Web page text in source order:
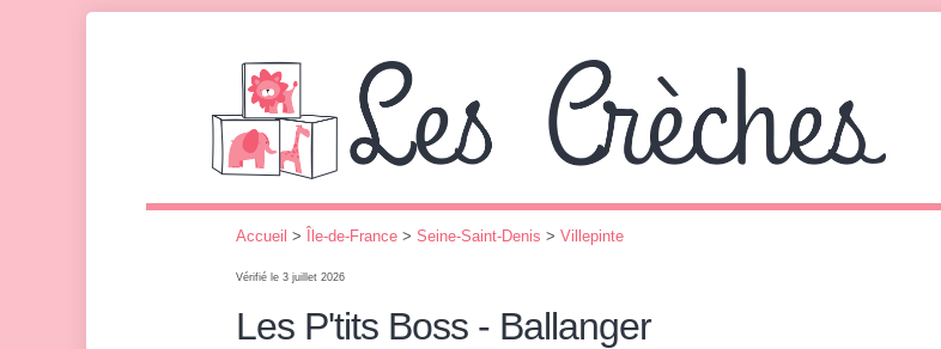
Accueil > Île-de-France > Seine-Saint-Denis > Villepinte
Vérifié le 3 juillet 2026
Les P'tits Boss - Ballanger